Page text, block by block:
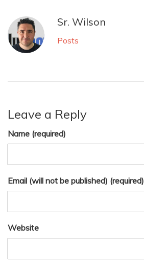
Sr. Wilson
Posts
Leave a Reply
Name (required)
Email (will not be published) (required)
Website